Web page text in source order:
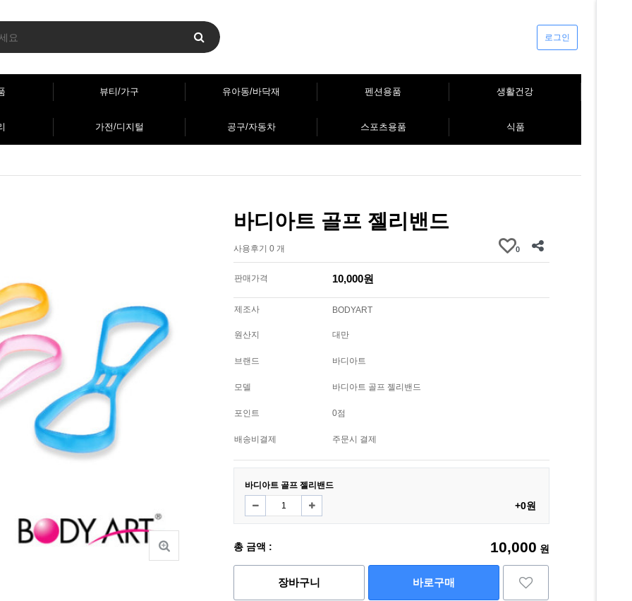
로그인
뷰티/가구 유아동/바닥재 펜션용품 생활건강
가전/디지털 공구/자동차 스포츠용품 식품
바디아트 골프 젤리밴드
사용후기 0 개 0
판매가격 10,000원
제조사 BODYART
원산지 대만
브랜드 바디아트
모델 바디아트 골프 젤리밴드
포인트 0점
배송비결제 주문시 결제
바디아트 골프 젤리밴드
+0원
총 금액 : 10,000 원
장바구니 바로구매